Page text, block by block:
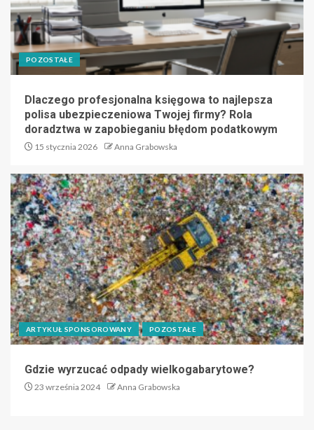
POZOSTAŁE
Dlaczego profesjonalna księgowa to najlepsza
polisa ubezpieczeniowa Twojej firmy? Rola
doradztwa w zapobieganiu błędom podatkowym
15 stycznia 2026 Anna Grabowska
ARTYKUŁ SPONSOROWANY POZOSTAŁE
Gdzie wyrzucać odpady wielkogabarytowe?
23 września 2024 Anna Grabowska